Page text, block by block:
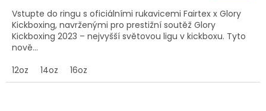
Vstupte do ringu s oficiálními rukavicemi Fairtex x Glory
Kickboxing, navrženými pro prestižní soutěž Glory
Kickboxing 2023 – nejvyšší světovou ligu v kickboxu. Tyto
nově...
12oz
14oz 16oz